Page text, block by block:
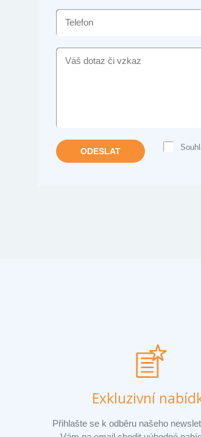
PŘÍJMENÍ
TELEFON
VÁŠ
ODESLAT
Exkluzivní
Přihlašte se k odběru našeho